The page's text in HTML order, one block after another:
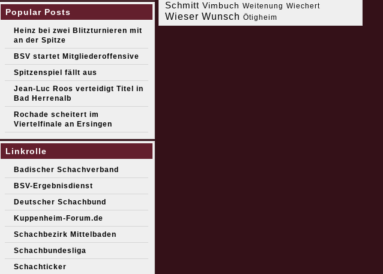
Popular Posts
Heinz bei zwei Blitzturnieren mit
an der Spitze
BSV startet Mitgliederoffensive
Spitzenspiel fällt aus
Jean-Luc Roos verteidigt Titel in
Bad Herrenalb
Rochade scheitert im
Viertelfinale an Ersingen
Linkrolle
Badischer Schachverband
BSV-Ergebnisdienst
Deutscher Schachbund
Kuppenheim-Forum.de
Schachbezirk Mittelbaden
Schachbundesliga
Schachticker
Schmitt Vimbuch Weitenung Wiechert
Wieser Wunsch Ötigheim